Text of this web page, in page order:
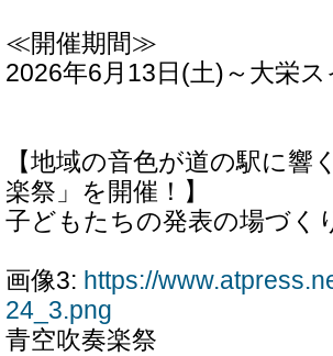
≪開催期間≫
2026年6月13日(土)～大栄
【地域の音色が道の駅に
楽祭」を開催！】
子どもたちの発表の場づく
画像3: https://
24_3.png
青空吹奏楽祭